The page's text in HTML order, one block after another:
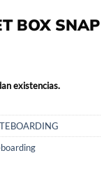
BOX SNAP
existencias.